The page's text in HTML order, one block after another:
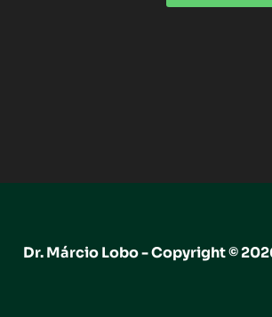
Dr. Márcio Lobo - Copyright ©